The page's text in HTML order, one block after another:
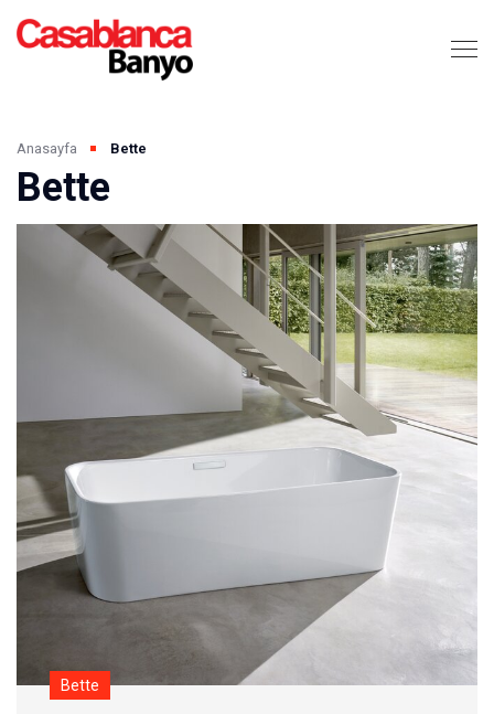
Anasayfa Bette
Bette
Bette